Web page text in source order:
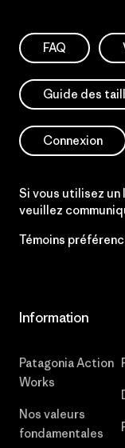
FAQ
Guide des
Connexion
Si vous utilisez un
veuillez
Témoins
Information
Patagonia Action
Works
Nos valeurs
fondamentales